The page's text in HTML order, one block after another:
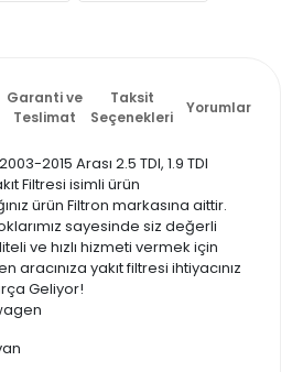
Garanti ve
Teslimat
Taksit
Seçenekleri
Yorumlar
2015 Arası 2.5 TDI, 1.9 TDI
Filtresi isimli ürün
ürün Filtron markasına aittir.
sayesinde siz değerli
ve hızlı hizmeti vermek için
aracınıza yakıt filtresi ihtiyacınız
Geliyor!